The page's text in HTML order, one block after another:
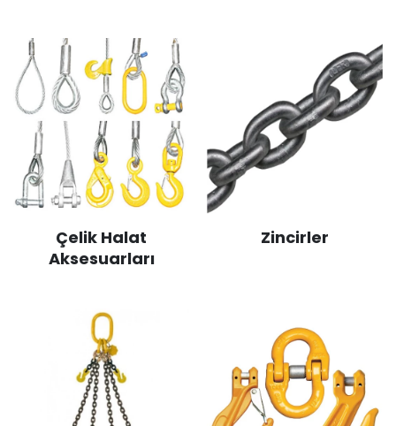
Çelik Halat
Aksesuarları
Zincirler